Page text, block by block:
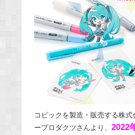
コピックを製造・販売する株式
ープロダクツさんより、 2022